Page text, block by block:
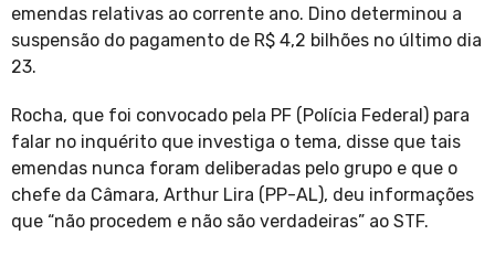
emendas relativas ao corrente ano. Dino determinou a
suspensão do pagamento de R$ 4,2 bilhões no último dia
23.
Rocha, que foi convocado pela PF (Polícia Federal) para
falar no inquérito que investiga o tema, disse que tais
emendas nunca foram deliberadas pelo grupo e que o
chefe da Câmara, Arthur Lira (PP-AL), deu informações
que “não procedem e não são verdadeiras” ao STF.